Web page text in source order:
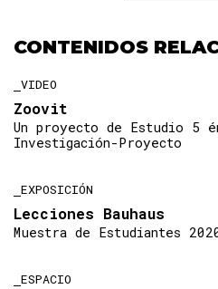
CONTENIDOS
VIDEO
Zoovit
Un proyecto de Estudio 5
Investigación-Proyecto
EXPOSICIÓN
Lecciones Bauhaus
Muestra de Estudiantes
ESPACIO